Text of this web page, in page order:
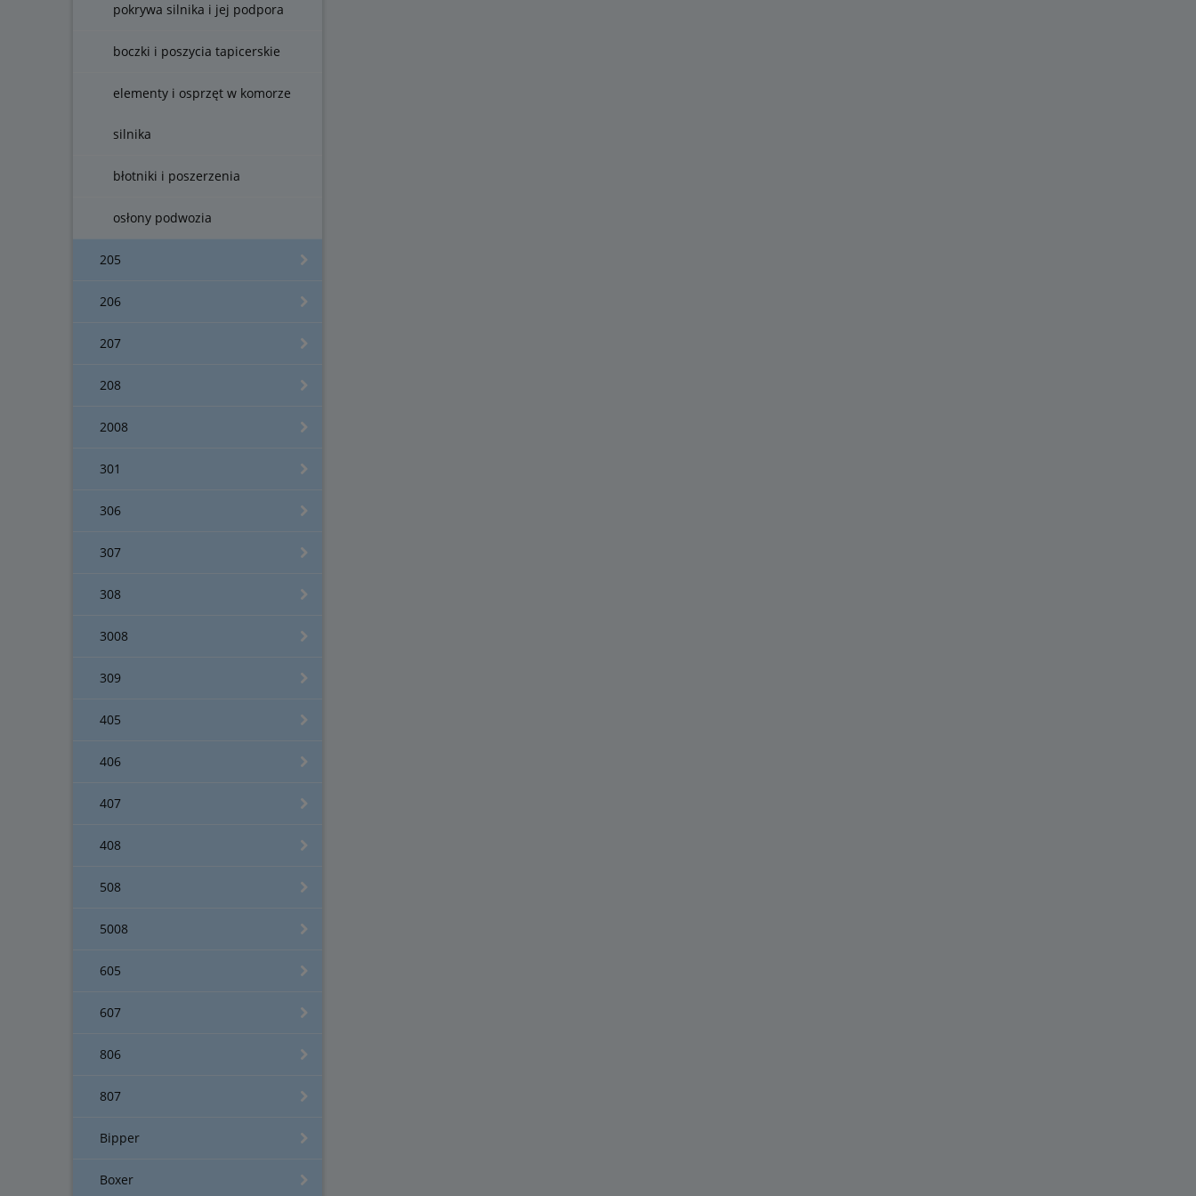
pokrywa silnika i jej podpora
boczki i poszycia tapicerskie
elementy i osprzęt w komorze
silnika
błotniki i poszerzenia
osłony podwozia
205
206
207
208
2008
301
306
307
308
3008
309
405
406
407
408
508
5008
605
607
806
807
Bipper
Boxer